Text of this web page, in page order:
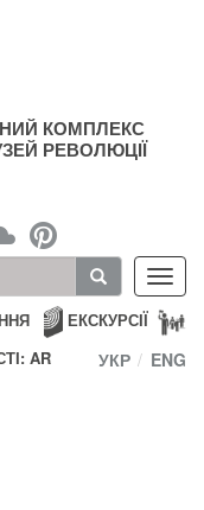
КОМПЛЕКС
РЕВОЛЮЦІЇ
ЕКСКУРСІЇ
AR
УКР ENG